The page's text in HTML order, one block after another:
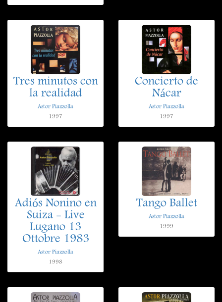
Tres minutos con
la realidad
Astor Piazzolla
1997
Concierto de
Nácar
Astor Piazzolla
1997
Adiós Nonino en
Suiza - Live
Lugano 13
Ottobre 1983
Astor Piazzolla
1998
Tango Ballet
Astor Piazzolla
1999